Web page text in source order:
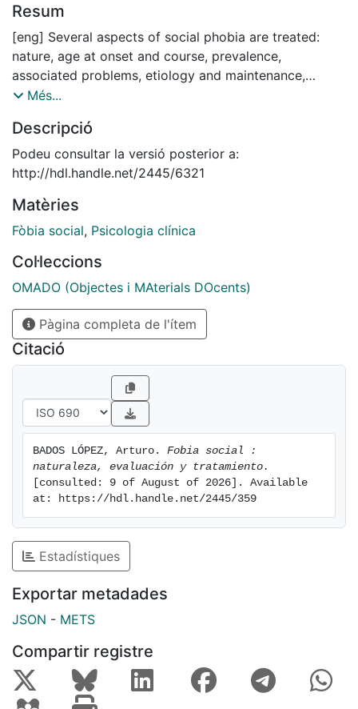
Resum
[eng] Several aspects of social phobia are treated:
nature, age at onset and course, prevalence,
associated problems, etiology and maintenance,
assessment methods and instruments, and efficacy
pharmacological treatments. Moreover, suggestions to
apply the more efficacious psychological treatments
are offered.
naturalesa, edat de començament i curs, freqüència,
problemes associats, gènesi i manteniment, mètodes i
tractament psicològic i farmacològic. A més, es
proporcionen guies per a aplicar els tractaments
psicològics més eficaços.
[spa] Se abordan diversos aspectos de la fobia social:
naturaleza, edad de comienzo y curso, frecuencia,
problemas asociados, génesis y mantenimiento,
métodos e instrumentos de evaluación, y eficacia y
utilidad clínica del tratamiento psicológico y
farmacológico. Además, se ofrecen guías para aplicar
los tratamientos psicológicos más eficaces.
Més...
Descripció
Podeu consultar la versió posterior a:
http://hdl.handle.net/2445/6321
Matèries
Fòbia social, Psicologia clínica
Col·leccions
OMADO (Objectes i MAterials DOcents)
Pàgina completa de l'ítem
Citació
BADOS LÓPEZ, Arturo. Fobia social :
naturaleza, evaluación y tratamiento.
[consulted: 9 of August of 2026]. Available
at: https://hdl.handle.net/2445/359
Estadístiques
Exportar metadades
JSON - METS
Compartir registre